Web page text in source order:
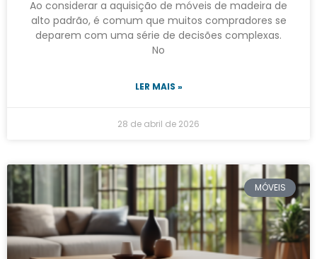
Ao considerar a aquisição de móveis de madeira de
alto padrão, é comum que muitos compradores se
deparem com uma série de decisões complexas.
No
LER MAIS »
28 de abril de 2026
MÓVEIS